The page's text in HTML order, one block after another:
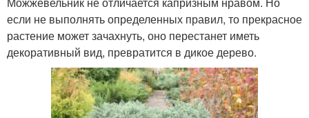
если не выполнять определенных правил, то прекрасное
растение может зачахнуть, оно перестанет иметь
декоративный вид, превратится в дикое дерево.